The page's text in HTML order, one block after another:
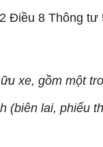
Điều 8 Thông
xe, gồm một
(biên lai, phiếu